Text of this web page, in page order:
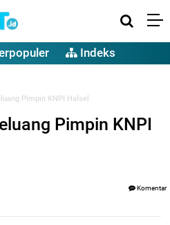
Indeks
Pimpin KNPI Halsel
Pimpin KNPI
Komentar